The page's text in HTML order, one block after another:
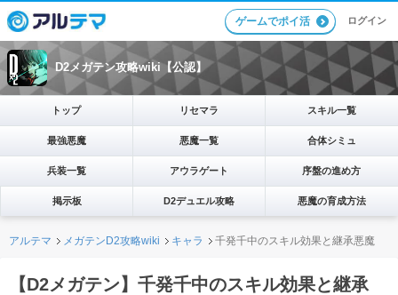
ゲームでポイ活 ログイン
D2メガテン攻略wiki【公認】
トップ リセマラ スキル一覧
最強悪魔 悪魔一覧 合体シミュ
兵装一覧 アウラゲート 序盤の進め方
掲示板 D2デュエル攻略 悪魔の育成方法
アルテマ メガテンD2攻略wiki キャラ 千発千中のスキル効果と継承悪魔
【D2メガテン】千発千中のスキル効果と継承